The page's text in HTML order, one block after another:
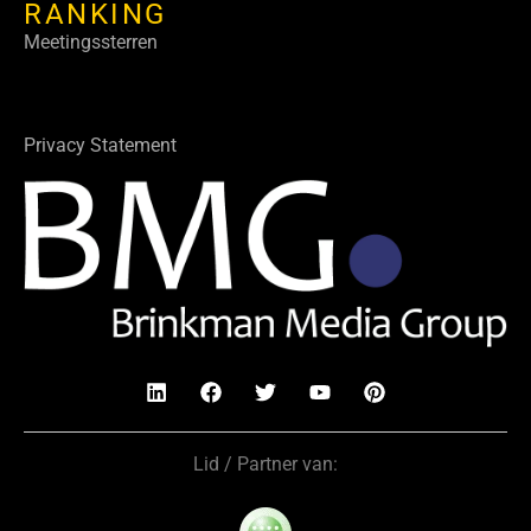
RANKING
Meetingssterren
Privacy Statement
Lid / Partner van: